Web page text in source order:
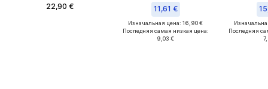
22,90 € 11,61 €
Изначальная цена: 16,90 €
Последняя самая низкая цена:
9,03 €
Последняя